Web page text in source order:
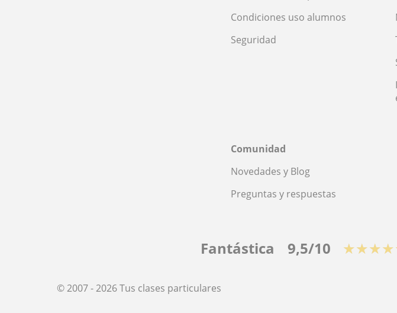
Condiciones uso alumnos
Seguridad
Comunidad
Novedades y Blog
Preguntas y respuestas
Fantástica 9,5/10
© 2007 - 2026 Tus clases particulares